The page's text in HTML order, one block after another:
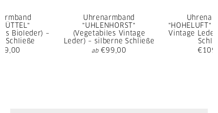
Uhrenarmband
"UHLENHORST"
(Vegetabiles Vintage
Leder) – silberne Schließe
ab €99,00
"HOHELUFT"
Vintage
Bioleder) –
Schließe